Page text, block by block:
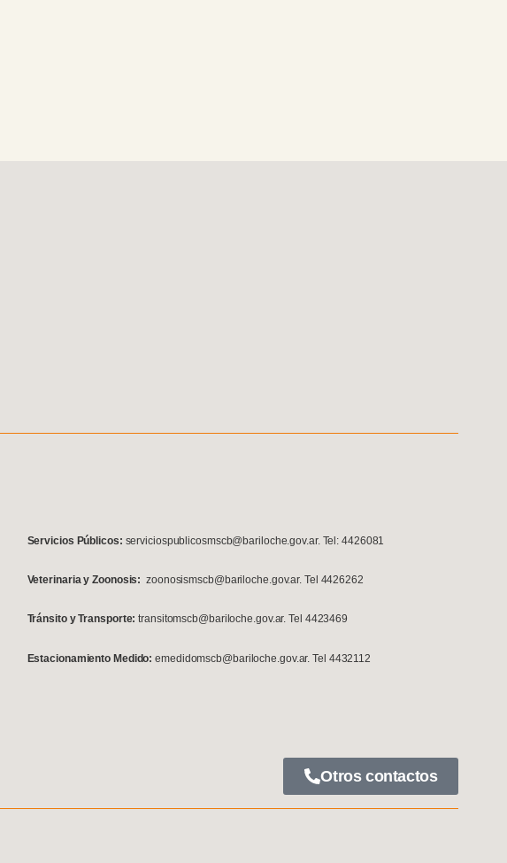
Servicios Públicos: serviciospublicosmscb@bariloche.gov.ar. Tel: 4426081
Veterinaria y Zoonosis: zoonosismscb@bariloche.gov.ar. Tel 4426262
Tránsito y Transporte:transitomscb@bariloche.gov.ar. Tel 4423469
Estacionamiento Medido:emedidomscb@bariloche.gov.ar. Tel 4432112
Otros contactos